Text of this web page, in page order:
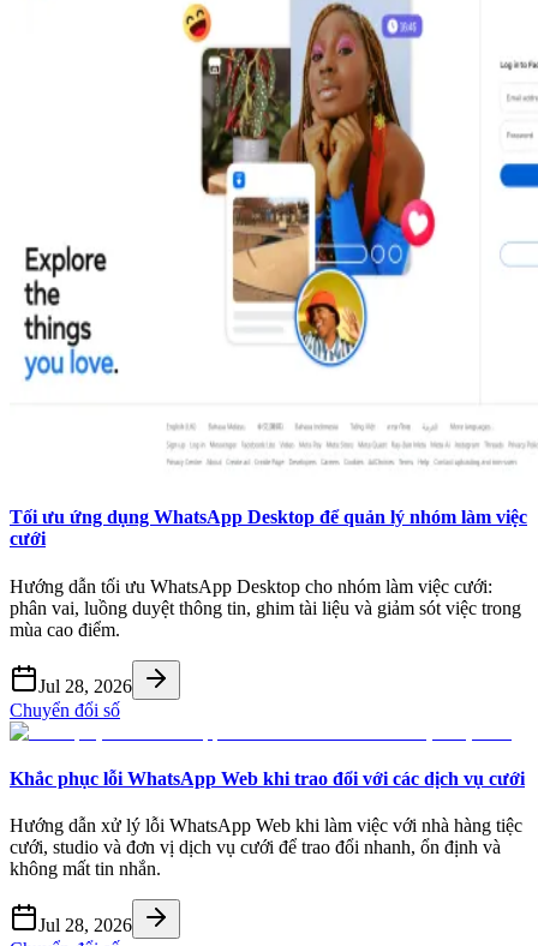
Tối ưu ứng dụng WhatsApp Desktop để quản lý nhóm làm việc
cưới
Hướng dẫn tối ưu WhatsApp Desktop cho nhóm làm việc cưới:
phân vai, luồng duyệt thông tin, ghim tài liệu và giảm sót việc trong
mùa cao điểm.
Jul 28, 2026
Chuyển đổi số
Khắc phục lỗi WhatsApp Web khi trao đổi với các dịch vụ cưới
Hướng dẫn xử lý lỗi WhatsApp Web khi làm việc với nhà hàng tiệc
cưới, studio và đơn vị dịch vụ cưới để trao đổi nhanh, ổn định và
không mất tin nhắn.
Jul 28, 2026